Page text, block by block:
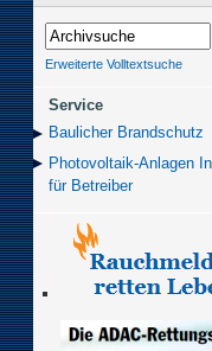
Erweiterte Volltextsuche
Service
Baulicher Brand­schutz
Photovoltaik-Anlagen
für Betreiber